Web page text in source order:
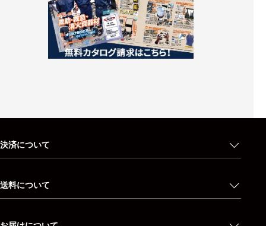
決済について
送料について